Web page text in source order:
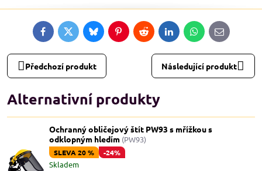
FacebookTwitterBlueskyPinterestRedditLinkedInWhatsApp
E-
mail
Předchozí produkt Následující produkt
Alternativní produkty
Ochranný obličejový štít PW93 s mřížkou s
odklopným hledím (PW93)
SLEVA 20 % -24%
Skladem